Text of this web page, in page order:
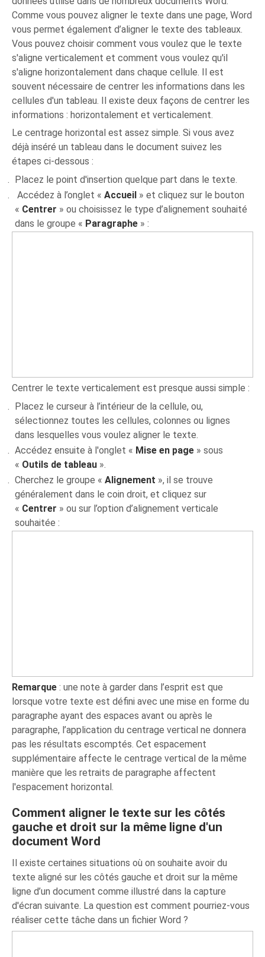
Comme vous pouvez aligner le texte dans une page, Word
vous permet également d’aligner le texte des tableaux.
Vous pouvez choisir comment vous voulez que le texte
s'aligne verticalement et comment vous voulez qu'il
s'aligne horizontalement dans chaque cellule. Il est
souvent nécessaire de centrer les informations dans les
cellules d'un tableau. Il existe deux façons de centrer les
informations : horizontalement et verticalement.
Le centrage horizontal est assez simple. Si vous avez
déjà inséré un tableau dans le document suivez les
étapes ci-dessous :
Placez le point d'insertion quelque part dans le texte.
Accédez à l’onglet «Accueil » et cliquez sur le bouton
« Centrer » ou choisissez le type d’alignement souhaité
dans le groupe « Paragraphe » :
Centrer le texte verticalement est presque aussi simple :
Placez le curseur à l’intérieur de la cellule, ou,
sélectionnez toutes les cellules, colonnes ou lignes
dans lesquelles vous voulez aligner le texte.
Accédez ensuite à l'onglet « Mise en page » sous
« Outils de tableau ».
Cherchez le groupe «Alignement », il se trouve
généralement dans le coin droit, et cliquez sur
« Centrer » ou sur l’option d’alignement verticale
souhaitée :
Remarque : une note à garder dans l’esprit est que
lorsque votre texte est défini avec une mise en forme du
paragraphe ayant des espaces avant ou après le
paragraphe, l’application du centrage vertical ne donnera
pas les résultats escomptés. Cet espacement
supplémentaire affecte le centrage vertical de la même
manière que les retraits de paragraphe affectent
l'espacement horizontal.
Comment aligner le texte sur les côtés
gauche et droit sur la même ligne d'un
document Word
Il existe certaines situations où on souhaite avoir du
texte aligné sur les côtés gauche et droit sur la même
ligne d’un document comme illustré dans la capture
d'écran suivante. La question est comment pourriez-vous
réaliser cette tâche dans un fichier Word ?